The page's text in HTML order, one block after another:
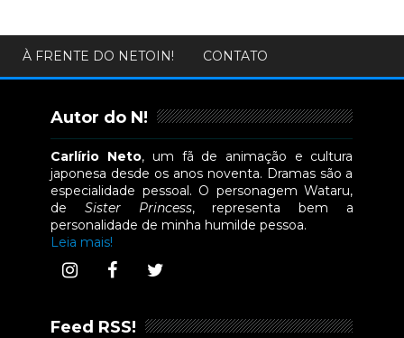
À FRENTE DO NETOIN! CONTATO
Autor do N!
Carlírio Neto, um fã de animação e cultura
japonesa desde os anos noventa. Dramas são a
especialidade pessoal. O personagem Wataru,
deSister Princess, representa bem a
personalidade de minha humilde pessoa.
Leia mais!
Feed RSS!